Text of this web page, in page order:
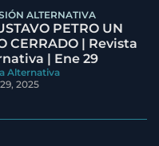
ALTERNATIVA
PETRO UN
CERRADO | Revista
| Ene 29
Alternativa
2025